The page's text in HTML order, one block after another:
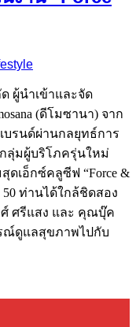
ผู้นำเข้าและจัด
(ดีโมซานา) จาก
บรนด์ผ่านกลยุทธ์การ
กลุ่มผู้บริโภครุ่นใหม่
เอ็กซ์คลูซีฟ “Force &
50 ท่านได้ใกล้ชิดสอง
ศรีแสง และ คุณบุ๊ค
ณ์ดูแลสุขภาพไปกับ